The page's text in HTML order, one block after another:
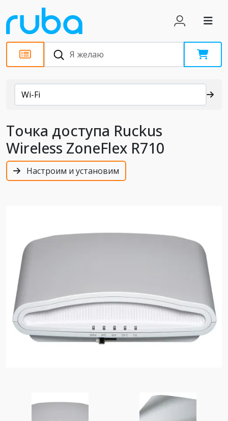
Каталог
Wi-Fi
Точка доступа Ruckus
Wireless ZoneFlex R710
Настроим и установим